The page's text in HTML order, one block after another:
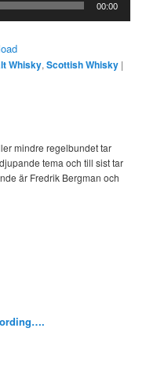
00:00
Whisky,Scottish Whisky |
mindre regelbundet tar
tema och till sist tar
är Fredrik Bergman och